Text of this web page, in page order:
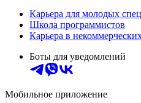
Карьера для молодых
Школа программистов
Карьера в
Боты для уведомлений
Мобильное приложение